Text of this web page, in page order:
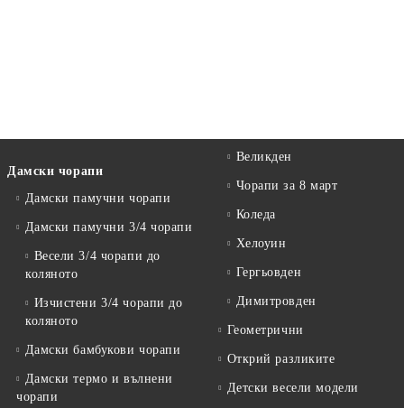
Дамски чорапи
Дамски памучни чорапи
Дамски памучни 3/4 чорапи
Весели 3/4 чорапи до
коляното
Изчистени 3/4 чорапи до
коляното
Дамски бамбукови чорапи
Дамски термо и вълнени
чорапи
Великден
Чорапи за 8 март
Коледа
Хелоуин
Гергьовден
Димитровден
Геометрични
Открий разликите
Детски весели модели